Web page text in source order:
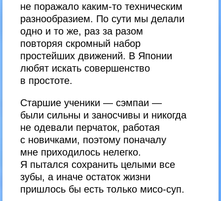
не поражало каким-то техническим
разнообразием. По сути мы делали
одно и то же, раз за разом
повторяя скромный набор
простейших движений. В Японии
любят искать совершенство
в простоте.
Старшие ученики — сэмпаи —
были сильны и заносчивы и никогда
не одевали перчаток, работая
с новичками, поэтому поначалу
мне приходилось нелегко.
Я пытался сохранить целыми все
зубы, а иначе остаток жизни
пришлось бы есть только мисо-суп.